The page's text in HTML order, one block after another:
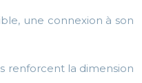
une connexion à son
renforcent la dimension